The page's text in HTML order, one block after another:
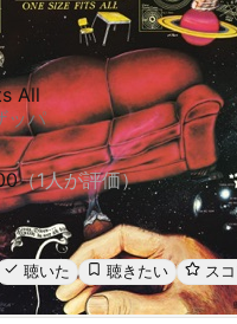
All
ッパ
（1人が評価）
聴いた 聴きたい ス